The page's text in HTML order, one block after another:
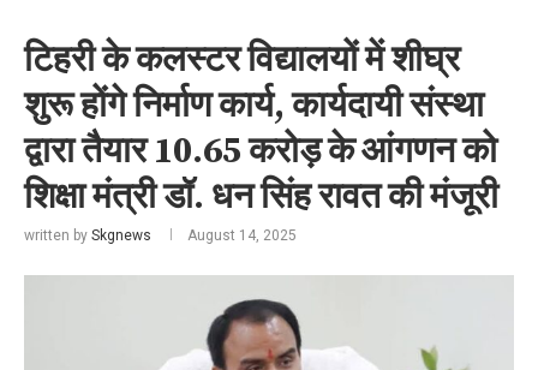
टिहरी के कलस्टर विद्यालयों में शीघ्र
शुरू होंगे निर्माण कार्य, कार्यदायी संस्था
द्वारा तैयार 10.65 करोड़ के आंगणन को
शिक्षा मंत्री डॉ. धन सिंह रावत की मंजूरी
written by Skgnews August 14, 2025